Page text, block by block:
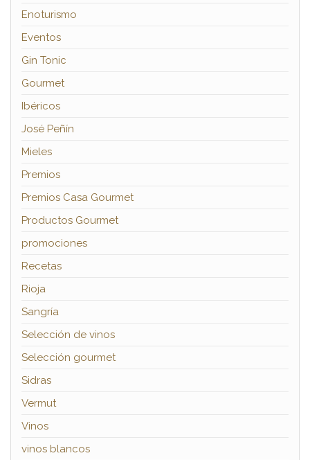
Enoturismo
Eventos
Gin Tonic
Gourmet
Ibéricos
José Peñín
Mieles
Premios
Premios Casa Gourmet
Productos Gourmet
promociones
Recetas
Rioja
Sangría
Selección de vinos
Selección gourmet
Sidras
Vermut
Vinos
vinos blancos